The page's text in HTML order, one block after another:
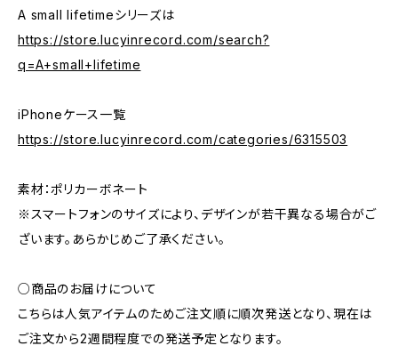
A small lifetimeシリーズは
https://store.lucyinrecord.com/search?
q=A+small+lifetime
iPhoneケース一覧
https://store.lucyinrecord.com/categories/6315503
素材：ポリカーボネート
※スマートフォンのサイズにより、デザインが若干異なる場合がご
ざいます。あらかじめご了承ください。
○商品のお届けについて
こちらは人気アイテムのためご注文順に順次発送となり、現在は
ご注文から2週間程度での発送予定となります。